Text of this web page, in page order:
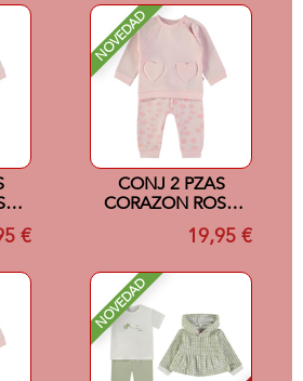
€
NOVEDAD
CONJ 2 PZAS
CORAZON ROSA
19,95 €
NOVEDAD